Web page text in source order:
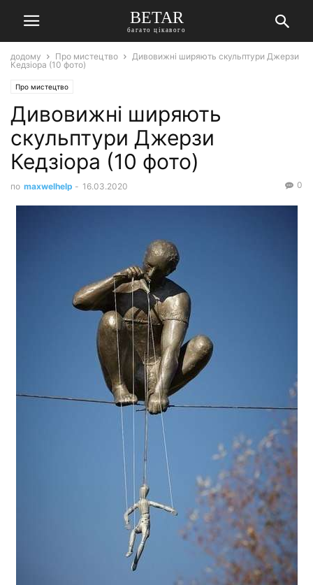
BETAR
багато цікавого
додому Про мистецтво
Дивовижні ширяють скульптури Джерзи
Кедзіора (10 фото)
Про мистецтво
Дивовижні ширяють
скульптури Джерзи
Кедзіора (10 фото)
по maxwelhelp - 16.03.2020 0